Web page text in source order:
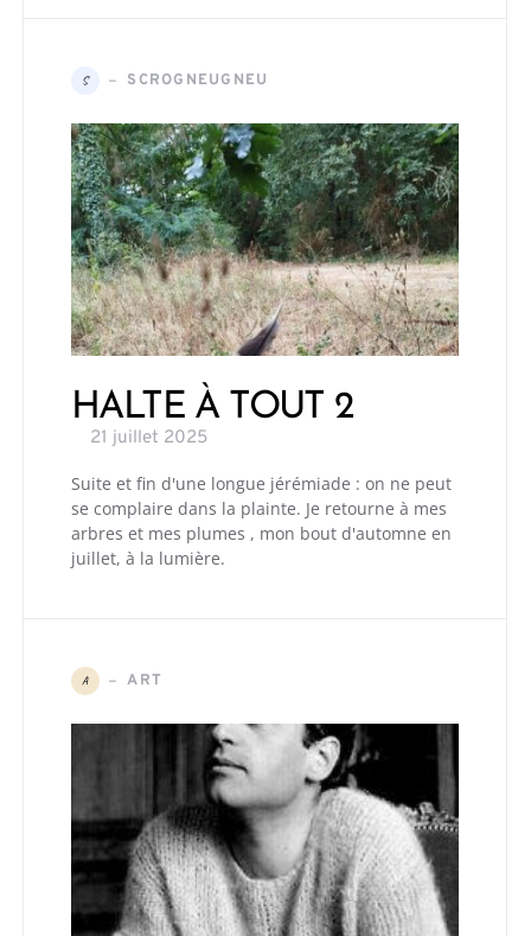
S SCROGNEUGNEU
HALTE À TOUT 2
21 juillet 2025
Suite et fin d'une longue jérémiade : on ne peut
se complaire dans la plainte. Je retourne à mes
arbres et mes plumes , mon bout d'automne en
juillet, à la lumière.
A ART